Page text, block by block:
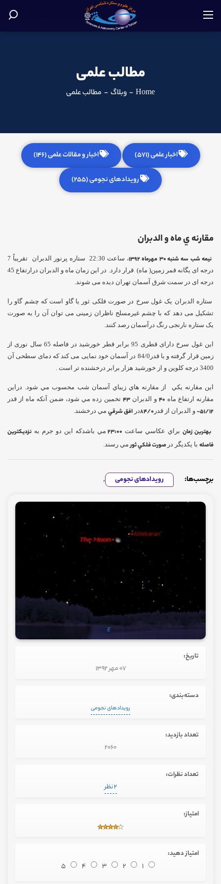
مطالب علمی
Home
- وبلاگ - مطالب علمی
اخبار علمی (571) اخبار و مقالات علمی (146)
رویدادهای نجومی (255)
مقارنه ي ماه و الدبران
نیمه شب سه شنبه30 مهرماه 1392
، ساعت 22:30 ستاره پرنور الدبران تقریباً 7
درجه ای یگانه قمر زمین( ماه) قرار دارد. در این زمان ماه و الدبران درارتفاع 45
درجه ای در سمت شرق آسمان تهران دیده می شوند.
ستاره الدبران یک غول سرخ در صورت فلکی ثور یا گاو است که چشم گاو را
تشکیل می دهد که با چشم غیرمسلح ناظران زمینی می توان آن را به صورت
یک ستاره نارنجی رنگ درآسمان رصد کنند.
این غول سرخ دارای قطری 95 برابر قطر خورشید در فاصله 65 سال نوری از
زمین قرار گرفته و با قدر84/0 در آسمان خود نمایی می کند که دمای سطحی آن
3400 درجه کلوین و از خورشید هزار برابر درخشنده تر است .
اين مقارنه يكي از مقارنه هاي زيباي آسمان شب محسوب مي شود. دراين
مقارنه ارتفاع ماه 40 و الدبران43 تخمين زده مي شود، ضمن آنكه ماه از قدر
51/12- و الدبران از قدر 84/0در افق شرقي مي درخشند.
بهترين زمان براي عكاسي ساعت 23:00 مي باشدكه اين دو جرم به نزديكترين
فاصله با يكديگر در صورت فلكي ثور مي رسند.
برچسب‌ها: رویدادهای نجومی ,
تاریخ:
07 مهر 1392
دسته‌بندی:
رویدادهای نجومی
تعداد بازدید:
2060
تعداد نظرات:
2 نظر
امتیاز:
امتیاز دهید:
1
2
3
4
5